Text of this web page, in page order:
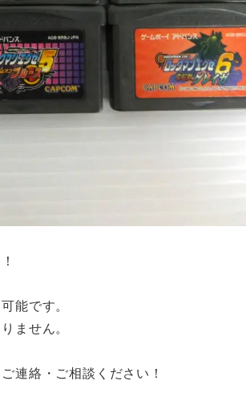
能です。
ません。
連絡・ご相談ください！